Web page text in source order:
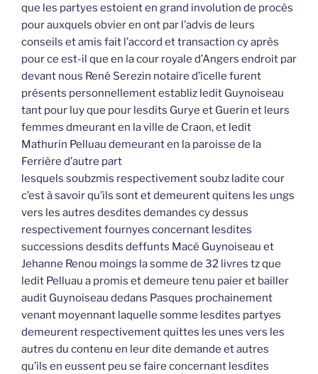
que les partyes estoient en grand involution de procès
pour auxquels obvier en ont par l’advis de leurs
conseils et amis fait l’accord et transaction cy après
pour ce est-il que en la cour royale d’Angers endroit par
devant nous René Serezin notaire d’icelle furent
présents personnellement establiz ledit Guynoiseau
tant pour luy que pour lesdits Gurye et Guerin et leurs
femmes dmeurant en la ville de Craon, et ledit
Mathurin Pelluau demeurant en la paroisse de la
Ferrière d’autre part
lesquels soubzmis respectivement soubz ladite cour
c’est à savoir qu’ils sont et demeurent quitens les ungs
vers les autres desdites demandes cy dessus
respectivement fournyes concernant lesdites
successions desdits deffunts Macé Guynoiseau et
Jehanne Renou moings la somme de 32 livres tz que
ledit Pelluau a promis et demeure tenu paier et bailler
audit Guynoiseau dedans Pasques prochainement
venant moyennant laquelle somme lesdites partyes
demeurent respectivement quittes les unes vers les
autres du contenu en leur dite demande et autres
qu’ils en eussent peu se faire concernant lesdites